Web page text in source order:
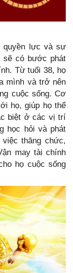
quyền lực và sự
sẽ có bước phát
Từ tuổi 38, họ
mình và trở nên
cuộc sống. Cơ
họ, giúp họ thể
biệt ở các vị trí
học hỏi và phát
thăng chức,
may tài chính
họ cuộc sống